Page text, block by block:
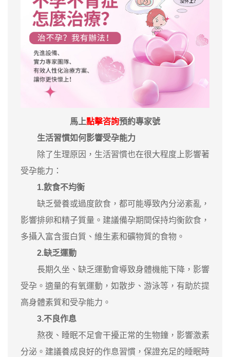
馬上點擊咨詢預約專家號
生活習慣如何影響受孕能力
除了生理原因，生活習慣也在很大程度上影響著
受孕能力：
1.飲食不均衡
缺乏營養或過度飲食，都可能導致內分泌紊亂，
影響排卵和精子質量。建議備孕期間保持均衡飲食，
多攝入富含蛋白質、維生素和礦物質的食物。
2.缺乏運動
長期久坐、缺乏運動會導致身體機能下降，影響
受孕。適量的有氧運動，如散步、游泳等，有助於提
高身體素質和受孕能力。
3.不良作息
熬夜、睡眠不足會干擾正常的生物鐘，影響激素
分泌。建議養成良好的作息習慣，保證充足的睡眠時